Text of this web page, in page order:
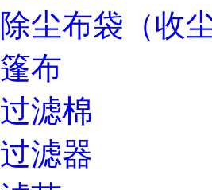
除尘布袋（收
篷布
过滤棉
过滤器